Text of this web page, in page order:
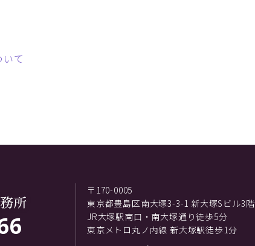
て
〒170-0005
東京都豊島区南大塚3-3-1 新大塚Sビル3階
JR大塚駅南口・南大塚通り徒歩5分
東京メトロ丸ノ内線 新大塚駅徒歩1分